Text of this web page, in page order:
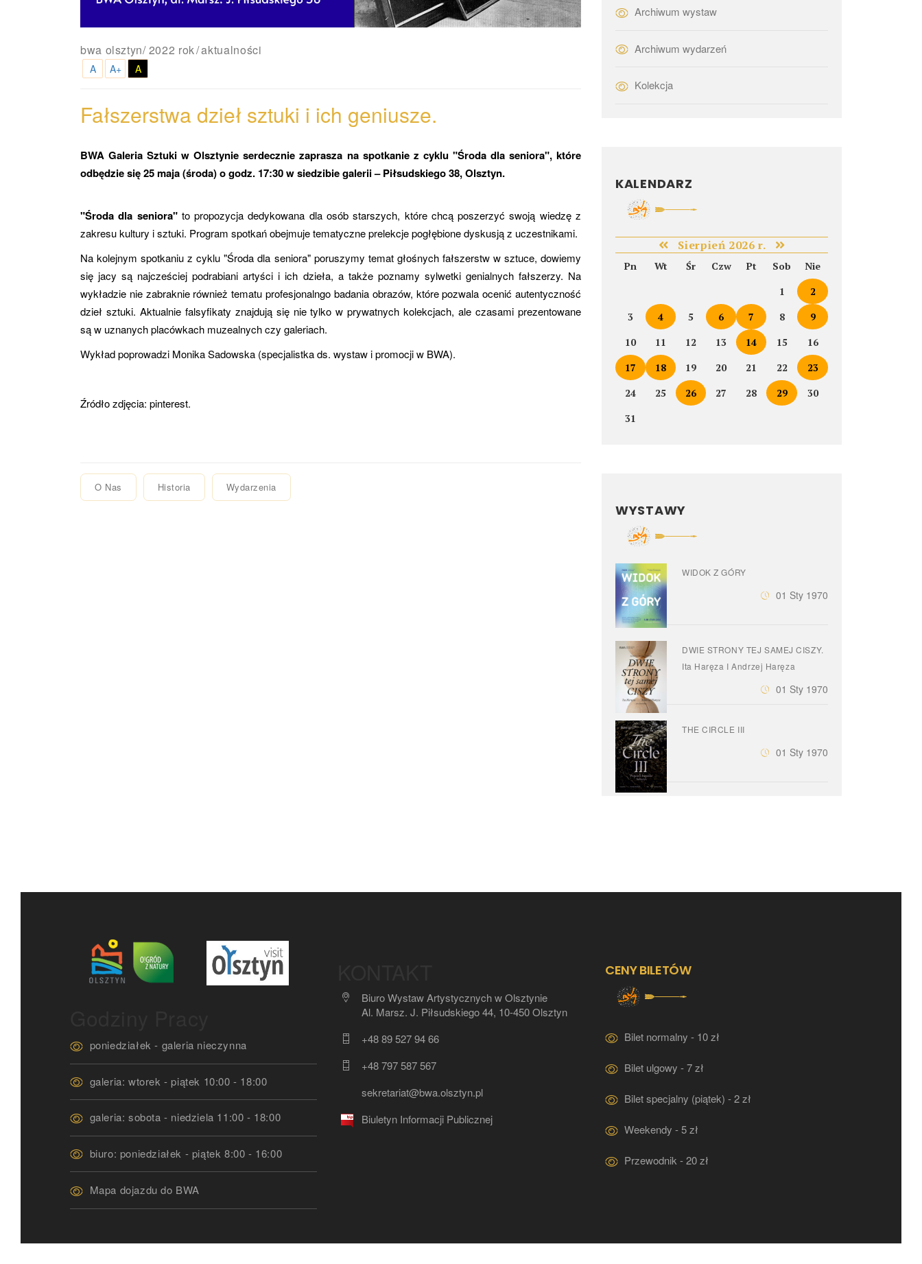
bwa olsztyn/2022 rok aktualności
A A+ A
Fałszerstwa dzieł sztuki i ich geniusze.
BWA Galeria Sztuki w Olsztynie serdecznie zaprasza na spotkanie z cyklu "Środa dla seniora", które
odbędzie się 25 maja (środa) o godz. 17:30 w siedzibie galerii – Piłsudskiego 38, Olsztyn.
"Środa dla seniora"to propozycja dedykowana dla osób starszych, które chcą poszerzyć swoją wiedzę z
zakresu kultury i sztuki. Program spotkań obejmuje tematyczne prelekcje pogłębione dyskusją z uczestnikami.
Na kolejnym spotkaniu z cyklu "Środa dla seniora" poruszymy temat głośnych fałszerstw w sztuce, dowiemy
się jacy są najcześciej podrabiani artyści i ich dzieła, a także poznamy sylwetki genialnych fałszerzy. Na
wykładzie nie zabraknie również tematu profesjonalngo badania obrazów, które pozwala ocenić autentyczność
dzieł sztuki. Aktualnie falsyfikaty znajdują się nie tylko w prywatnych kolekcjach, ale czasami prezentowane
są w uznanych placówkach muzealnych czy galeriach.
Wykład poprowadzi Monika Sadowska (specjalistka ds. wystaw i promocji w BWA).
Źródło zdjęcia: pinterest.
O Nas Historia Wydarzenia
Archiwum wystaw
Archiwum wydarzeń
Kolekcja
KALENDARZ
Sierpień 2026 r.
Pn Wt Śr Czw Pt Sob
Nie
1
2
3
4 5 6 7 8
9
10
11 12 13 14 15
16
17
18 19 20 21 22
23
24
25 26 27 28 29
30
31
WYSTAWY
WIDOK Z GÓRY
01 Sty 1970
DWIE STRONY TEJ SAMEJ CISZY.
Ita Haręza I Andrzej Haręza
01 Sty 1970
THE CIRCLE III
01 Sty 1970
poniedziałek - galeria nieczynna
galeria: wtorek - piątek 10:00 - 18:00
galeria: sobota - niedziela 11:00 - 18:00
biuro: poniedziałek - piątek 8:00 - 16:00
Mapa dojazdu do BWA
Biuro Wystaw Artystycznych w Olsztynie
Al. Marsz. J. Piłsudskiego 44, 10-450 Olsztyn
+48 89 527 94 66
+48 797 587 567
sekretariat@bwa.olsztyn.pl
Biuletyn Informacji Publicznej
CENY BILETÓW
Bilet normalny - 10 zł
Bilet ulgowy - 7 zł
Bilet specjalny (piątek) - 2 zł
Weekendy - 5 zł
Przewodnik - 20 zł